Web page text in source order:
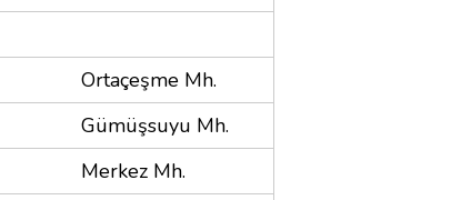
Ortaçeşme Mh.
Gümüşsuyu Mh.
Merkez Mh.